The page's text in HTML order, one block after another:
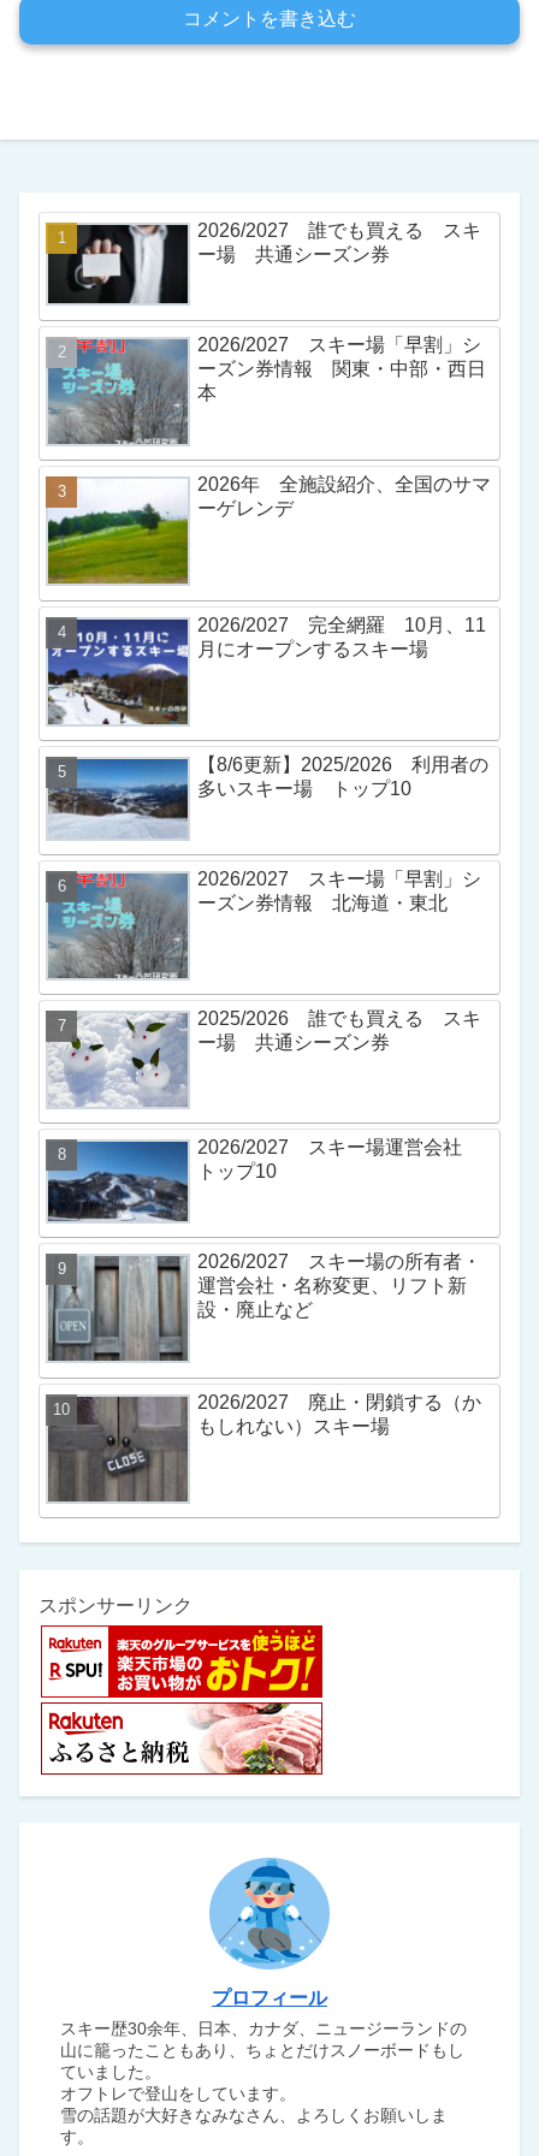
コメントを書き込む
2026/2027 誰でも買える スキ
ー場 共通シーズン券
2026/2027 スキー場「早割」シ
ーズン券情報 関東・中部・西日
本
2026年 全施設紹介、全国のサマ
ーゲレンデ
2026/2027 完全網羅 10月、11
月にオープンするスキー場
【8/6更新】2025/2026 利用者の
多いスキー場 トップ10
2026/2027 スキー場「早割」シ
ーズン券情報 北海道・東北
2025/2026 誰でも買える スキ
ー場 共通シーズン券
2026/2027 スキー場運営会社
トップ10
2026/2027 スキー場の所有者・
運営会社・名称変更、リフト新
設・廃止など
2026/2027 廃止・閉鎖する（か
もしれない）スキー場
スポンサーリンク
プロフィール
スキー歴30余年、日本、カナダ、ニュージーランドの
山に籠ったこともあり、ちょとだけスノーボードもし
ていました。
オフトレで登山をしています。
雪の話題が大好きなみなさん、よろしくお願いしま
す。